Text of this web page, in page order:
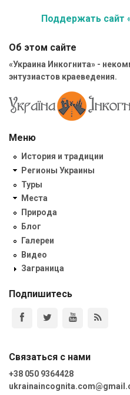
Поддержать сайт
Об этом сайте
«Украина Инкогнита» -
энтузиастов краеведения.
Меню
История и традиции
Регионы Украины
Туры
Места
Природа
Блог
Галереи
Видео
Заграница
Подпишитесь
Связаться с нами
+38 050 9364428